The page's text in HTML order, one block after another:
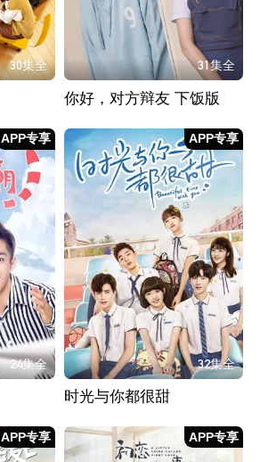
30集全 31集全
你好，对方辩友 下饭版
APP专享
24集全
APP专享
32集全
时光与你都很甜
APP专享 APP专享